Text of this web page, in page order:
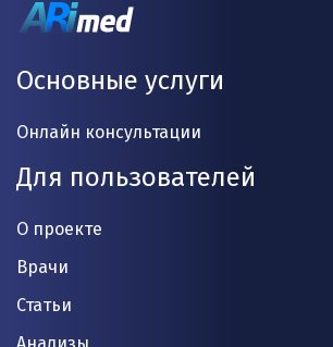
Основные услуги
Онлайн консультации
Для пользователей
О проекте
Врачи
Статьи